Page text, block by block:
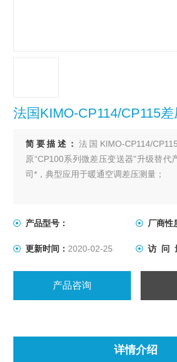
法国KIMO-CP114/CP115
简要描述： 法国KIMO-CP114/
原“CP100系列微差压变送器"升级替代
司*，典型应用于暖通空调差压测量；
产品型号： 厂商性
更新时间： 2020-02-25 访 问
产品咨询
详情介绍